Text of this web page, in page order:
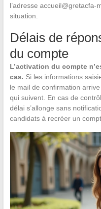
l’adresse accueil@gretacfa-
situation.
Délais de
du compte
L’activation du compte
cas. Si les informations
le mail de confirmation
qui suivent. En cas de
délai s’allonge sans
candidats à recréer un